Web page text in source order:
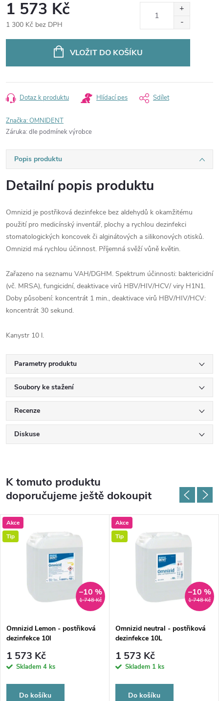
1 573 Kč
1 300 Kč bez DPH
VLOŽIT DO KOŠÍKU
Dotaz k produktu Hlídací pes Sdílet
Značka:OMNIDENT
Záruka: dle podmínek výrobce
Popis produktu
Detailní popis produktu
Omnizid je postřiková dezinfekce bez aldehydů k okamžitému
použití pro medicínský inventář, plochy a rychlou dezinfekci
stomatologických koncovek či alginátových a silikonových otisků.
Omnizid má rychlou účinnost. Příjemná svěží vůně květin.
Zařazeno na seznamu VAH/DGHM. Spektrum účinnosti: baktericidní
(vč. MRSA), fungicidní, deaktivace virů HBV/HIV/HCV/ viry H1N1.
Doby působení: koncentrát 1 min., deaktivace virů HBV/HIV/HCV:
koncentrát 30 sekund.
Kanystr 10 l.
Parametry produktu
Soubory ke stažení
Recenze
Diskuse
K tomuto produktu
doporučujeme ještě dokoupit
Akce
Tip
1 748 Kč
–10 %
Omnizid Lemon - postřiková
dezinfekce 10l
1 573 Kč
Skladem 4 ks
Do košíku
Akce
Tip
1 748 Kč
–10 %
Omnizid neutral - postřiková
dezinfekce 10L
1 573 Kč
Skladem 1 ks
Do košíku